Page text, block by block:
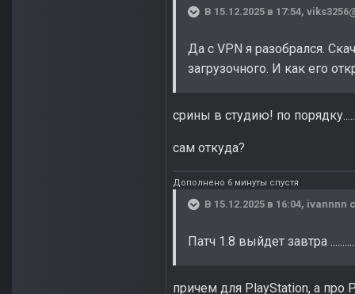
В 15.12.2025 в 17:54,
Да с VPN я разобрался.
загрузочного. И как его
срины в студию! по
сам откуда?
Дополнено 6 минуты спустя
В 15.12.2025 в 16:04, ivannnn
Патч 1.8 выйдет завтра
причем для PlayStation, а про